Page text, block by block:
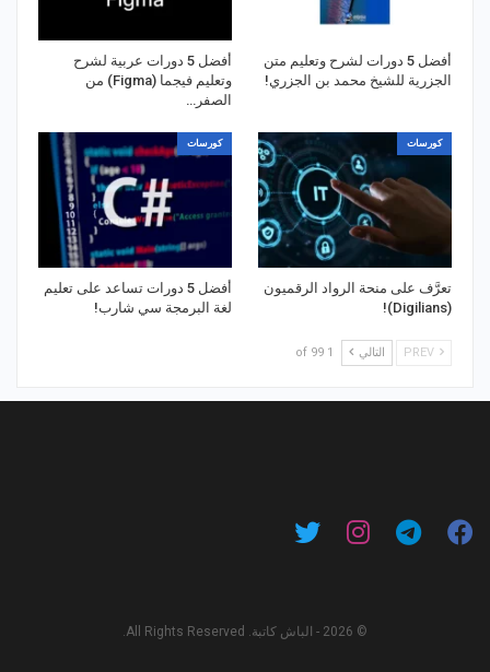
أفضل 5 دورات لشرح وتعليم متن
الجزرية للشيخ محمد بن الجزري!
أفضل 5 دورات عربية لشرح
وتعليم فيجما (Figma) من
الصفر…
كورسات
تعرَّف على منحة الرواد الرقميون
(Digilians)!
كورسات
أفضل 5 دورات تساعد على تعليم
لغة البرمجة سي شارب!
التالي 1 of 99
© 2026 - الباش كاتبة. All Rights Reserved.